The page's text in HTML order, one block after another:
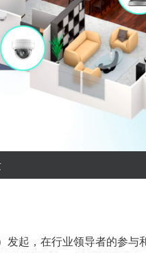
起，在行业领导者的参与